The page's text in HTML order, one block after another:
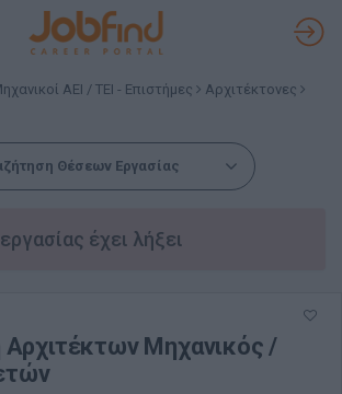
ΑΕΙ / ΤΕΙ - Επιστήμες
Αρχιτέκτονες
Θέσεων Εργασίας
έχει λήξει
Αρχιτέκτων Μηχανικός /